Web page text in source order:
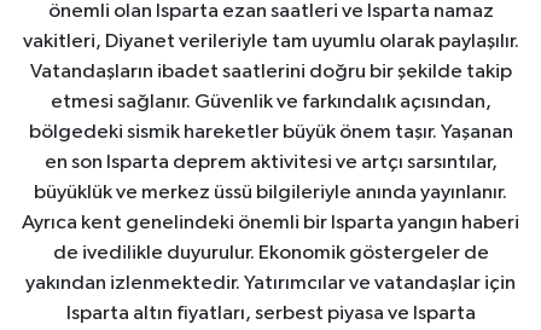
önemli olan Isparta ezan saatleri ve Isparta namaz
vakitleri, Diyanet verileriyle tam uyumlu olarak paylaşılır.
Vatandaşların ibadet saatlerini doğru bir şekilde takip
etmesi sağlanır. Güvenlik ve farkındalık açısından,
bölgedeki sismik hareketler büyük önem taşır. Yaşanan
en son Isparta deprem aktivitesi ve artçı sarsıntılar,
büyüklük ve merkez üssü bilgileriyle anında yayınlanır.
Ayrıca kent genelindeki önemli bir Isparta yangın haberi
de ivedilikle duyurulur. Ekonomik göstergeler de
yakından izlenmektedir. Yatırımcılar ve vatandaşlar için
Isparta altın fiyatları, serbest piyasa ve Isparta